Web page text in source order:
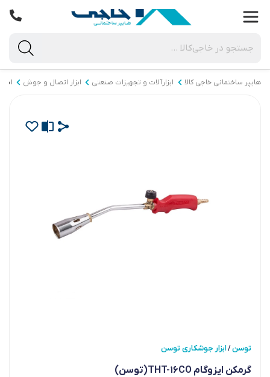
هایپر ساختمانی خاجی‌ کالا ابزارآلات و تجهیزات صنعتی ابزار اتصال و جوش
توسن/ابزار جوشکاری توسن
گرمکن ایزوگام THT-16CO(توسن)